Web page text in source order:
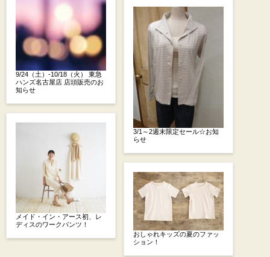
9/24（土）-10/18（火） 東急
ハンズ名古屋店 店頭販売のお
知らせ
メイド・イン・アース初、レ
ディスのワークパンツ！
3/1～2週末限定セール☆お知
らせ
おしゃれキッズの夏のファッ
ション！